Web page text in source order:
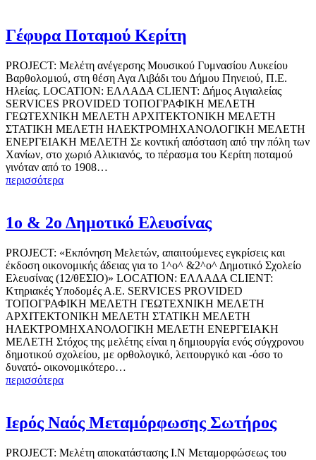
Γέφυρα Ποταμού Κερίτη
PROJECT: Μελέτη ανέγερσης Μουσικού Γυμνασίου Λυκείου
Βαρθολομιού, στη θέση Αγα Λιβάδι του Δήμου Πηνειού, Π.Ε.
Ηλείας. LOCATION: ΕΛΛΑΔΑ CLIENT: Δήμος Αιγιαλείας
SERVICES PROVIDED ΤΟΠΟΓΡΑΦΙΚΗ ΜΕΛΕΤΗ
ΓΕΩΤΕΧΝΙΚΗ ΜΕΛΕΤΗ ΑΡΧΙΤΕΚΤΟΝΙΚΗ ΜΕΛΕΤΗ
ΣΤΑΤΙΚΗ ΜΕΛΕΤΗ ΗΛΕΚΤΡΟΜΗΧΑΝΟΛΟΓΙΚΗ ΜΕΛΕΤΗ
ΕΝΕΡΓΕΙΑΚΗ ΜΕΛΕΤΗ Σε κοντική απόσταση από την πόλη των
Χανίων, στο χωριό Αλικιανός, το πέρασμα του Κερίτη ποταμού
γινόταν από το 1908…
περισσότερα
1ο & 2ο Δημοτικό Ελευσίνας
PROJECT: «Εκπόνηση Μελετών, απαιτούμενες εγκρίσεις και
έκδοση οικονομικής άδειας για το 1^ο^ &2^ο^ Δημοτικό Σχολείο
Ελευσίνας (12/θΕΣΙΟ)» LOCATION: ΕΛΛΑΔΑ CLIENT:
Κτηριακές Υποδομές Α.Ε. SERVICES PROVIDED
ΤΟΠΟΓΡΑΦΙΚΗ ΜΕΛΕΤΗ ΓΕΩΤΕΧΝΙΚΗ ΜΕΛΕΤΗ
ΑΡΧΙΤΕΚΤΟΝΙΚΗ ΜΕΛΕΤΗ ΣΤΑΤΙΚΗ ΜΕΛΕΤΗ
ΗΛΕΚΤΡΟΜΗΧΑΝΟΛΟΓΙΚΗ ΜΕΛΕΤΗ ΕΝΕΡΓΕΙΑΚΗ
ΜΕΛΕΤΗ Στόχος της μελέτης είναι η δημιουργία ενός σύγχρονου
δημοτικού σχολείου, με ορθολογικό, λειτουργικό και -όσο το
δυνατό- οικονομικότερο…
περισσότερα
Ιερός Ναός Μεταμόρφωσης Σωτήρος
PROJECT: Μελέτη αποκατάστασης Ι.Ν Μεταμορφώσεως του